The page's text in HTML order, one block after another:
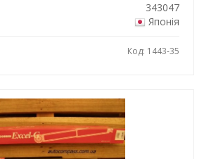
343047
Японія
Код: 1443-35